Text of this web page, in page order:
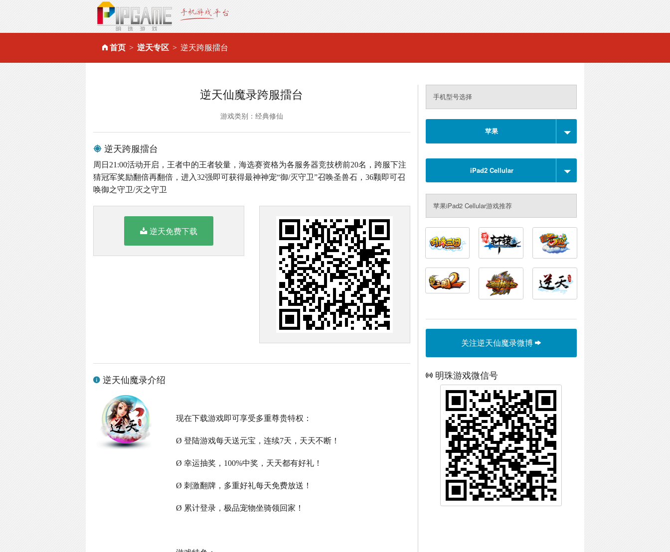
首页 逆天专区 逆天跨服擂台
逆天仙魔录跨服擂台
游戏类别：经典修仙
逆天跨服擂台
周日21:00活动开启，王者中的王者较量，海选赛资格为各服务器竞技榜前20名，跨服下注
猜冠军奖励翻倍再翻倍，进入32强即可获得最神神宠“御/灭守卫”召唤圣兽石，36颗即可召
唤御之守卫/灭之守卫
逆天免费下载
逆天仙魔录介绍
现在下载游戏即可享受多重尊贵特权：
Ø 登陆游戏每天送元宝，连续7天，天天不断！
Ø 幸运抽奖，100%中奖，天天都有好礼！
Ø 刺激翻牌，多重好礼每天免费放送！
Ø 累计登录，极品宠物坐骑领回家！
手机型号选择
苹果
iPad2 Cellular
苹果iPad2 Cellular游戏推荐
关注逆天仙魔录微博
明珠游戏微信号